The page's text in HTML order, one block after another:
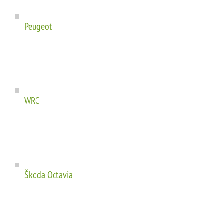
Peugeot
WRC
Škoda Octavia